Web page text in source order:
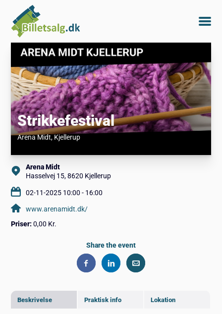
Strikkefestival
Arena Midt, Kjellerup
Beskrivelse Praktisk info Lokation
Arena Midt
Hasselvej 15, 8620 Kjellerup
02-11-2025 10:00 - 16:00
www.arenamidt.dk/
Priser: 0,00 Kr.
Share the event